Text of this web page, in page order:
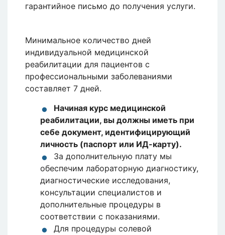
гарантийное письмо до получения услуги.
Минимальное количество дней
индивидуальной медицинской
реабилитации для пациентов с
профессиональными заболеваниями
составляет 7 дней.
Начиная курс медицинской
реабилитации, вы должны иметь при
себе документ, идентифицирующий
личность (паспорт или ИД-карту).
За дополнительную плату мы
обеспечим лабораторную диагностику,
диагностические исследования,
консультации специалистов и
дополнительные процедуры в
соответствии с показаниями.
Для процедуры солевой